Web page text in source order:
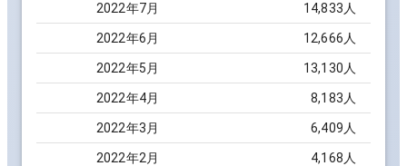
2022年7月 14,833 人
2022年6 月 12,666 人
2022年5 月 13,130 人
2022年4月 8,183 人
2022年3 月 6,409 人
2022年2 月 4,168 人